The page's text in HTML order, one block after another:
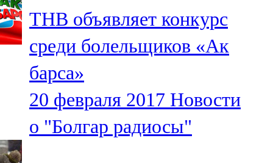
Теләче
106,1 FM
Түбән Кама
102,6 FM
Чирмешән
ТНВ объявляет конкурс
среди болельщиков «Ак
барса»
20 февраля 2017 Новости
о "Болгар радиосы"